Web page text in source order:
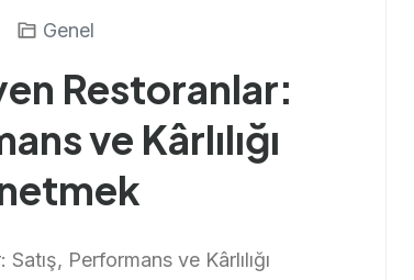
Genel
Restoranlar:
ve Kârlılığı
Performans ve Kârlılığı